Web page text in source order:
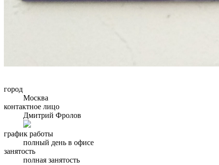
город
Москва
контактное лицо
Дмитрий Фролов
график работы
полный день в офисе
занятость
полная занятость